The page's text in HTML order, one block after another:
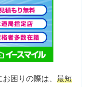
お困りの際は、最短